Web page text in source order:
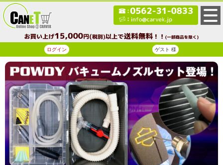
ログイン ゲスト 様